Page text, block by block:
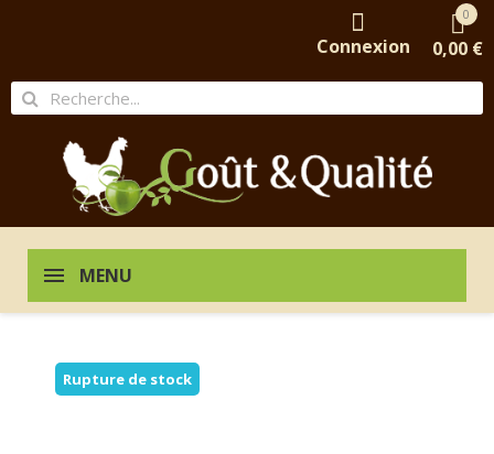
Connexion
0
0,00 €
MENU
Rupture de stock